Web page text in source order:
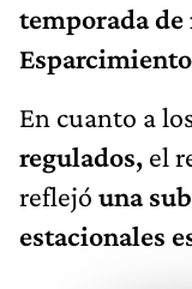
temporada de
En cuanto a
regulados, el
reflejó una
estacionales